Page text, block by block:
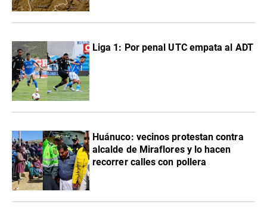
Liga 1: Por penal UTC empata al ADT
Huánuco: vecinos protestan contra
alcalde de Miraflores y lo hacen
recorrer calles con pollera